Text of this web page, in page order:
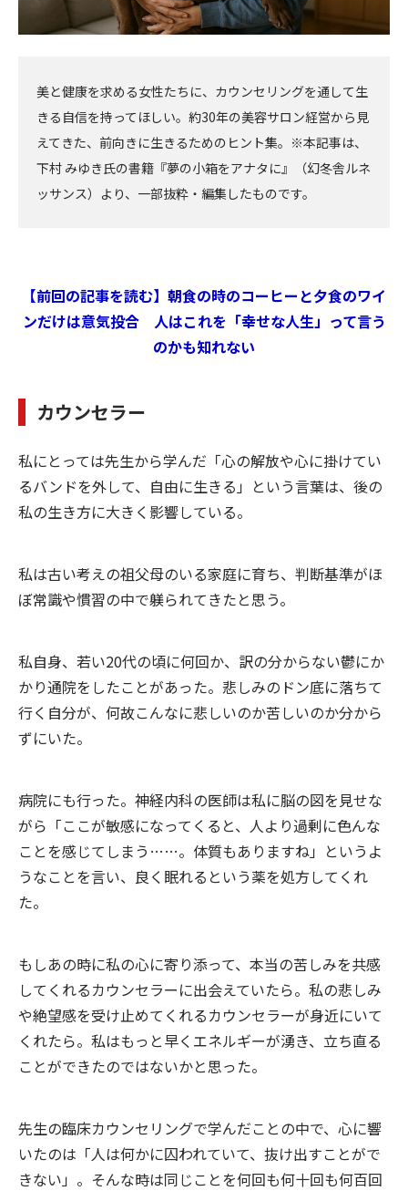
美と健康を求める女性たちに、カウンセリングを通して生
きる自信を持ってほしい。約30年の美容サロン経営から見
えてきた、前向きに生きるためのヒント集。※本記事は、
下村 みゆき氏の書籍『夢の小箱をアナタに』（幻冬舎ルネ
ッサンス）より、一部抜粋・編集したものです。
【前回の記事を読む】朝食の時のコーヒーと夕食のワイ
ンだけは意気投合 人はこれを「幸せな人生」って言う
のかも知れない
カウンセラー
私にとっては先生から学んだ「心の解放や心に掛けてい
るバンドを外して、自由に生きる」という言葉は、後の
私の生き方に大きく影響している。
私は古い考えの祖父母のいる家庭に育ち、判断基準がほ
ぼ常識や慣習の中で躾られてきたと思う。
私自身、若い20代の頃に何回か、訳の分からない鬱にか
かり通院をしたことがあった。悲しみのドン底に落ちて
行く自分が、何故こんなに悲しいのか苦しいのか分から
ずにいた。
病院にも行った。神経内科の医師は私に脳の図を見せな
がら「ここが敏感になってくると、人より過剰に色んな
ことを感じてしまう……。体質もありますね」というよ
うなことを言い、良く眠れるという薬を処方してくれ
た。
もしあの時に私の心に寄り添って、本当の苦しみを共感
してくれるカウンセラーに出会えていたら。私の悲しみ
や絶望感を受け止めてくれるカウンセラーが身近にいて
くれたら。私はもっと早くエネルギーが湧き、立ち直る
ことができたのではないかと思った。
先生の臨床カウンセリングで学んだことの中で、心に響
いたのは「人は何かに囚われていて、抜け出すことがで
きない」。そんな時は同じことを何回も何十回も何百回